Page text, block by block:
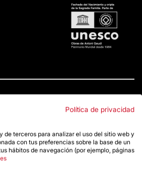
Da un impulso
Política de privacidad
de terceros para analizar el uso del sitio web y
con tus preferencias sobre la base de un
hábitos de navegación (por ejemplo, páginas